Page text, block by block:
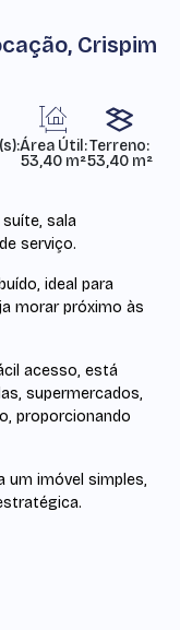
Crispim
Área Útil:
53,40 m²
Terreno:
53,40 m²
sala
serviço.
ideal para
morar próximo às
acesso, está
supermercados,
proporcionando
um imóvel simples,